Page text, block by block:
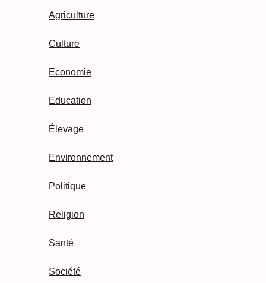
Agriculture
Culture
Economie
Education
Élevage
Environnement
Politique
Religion
Santé
Société